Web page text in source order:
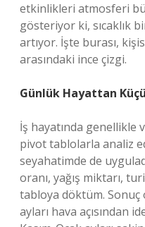
etkinlikleri atmosferi
gösteriyor ki, sıcaklık
artıyor. İşte burası,
arasındaki ince çizgi.
Günlük Hayattan
İş hayatında
pivot tablolarla analiz
seyahatimde de
oranı, yağış miktarı,
tabloya döktüm.
ayları hava açısından